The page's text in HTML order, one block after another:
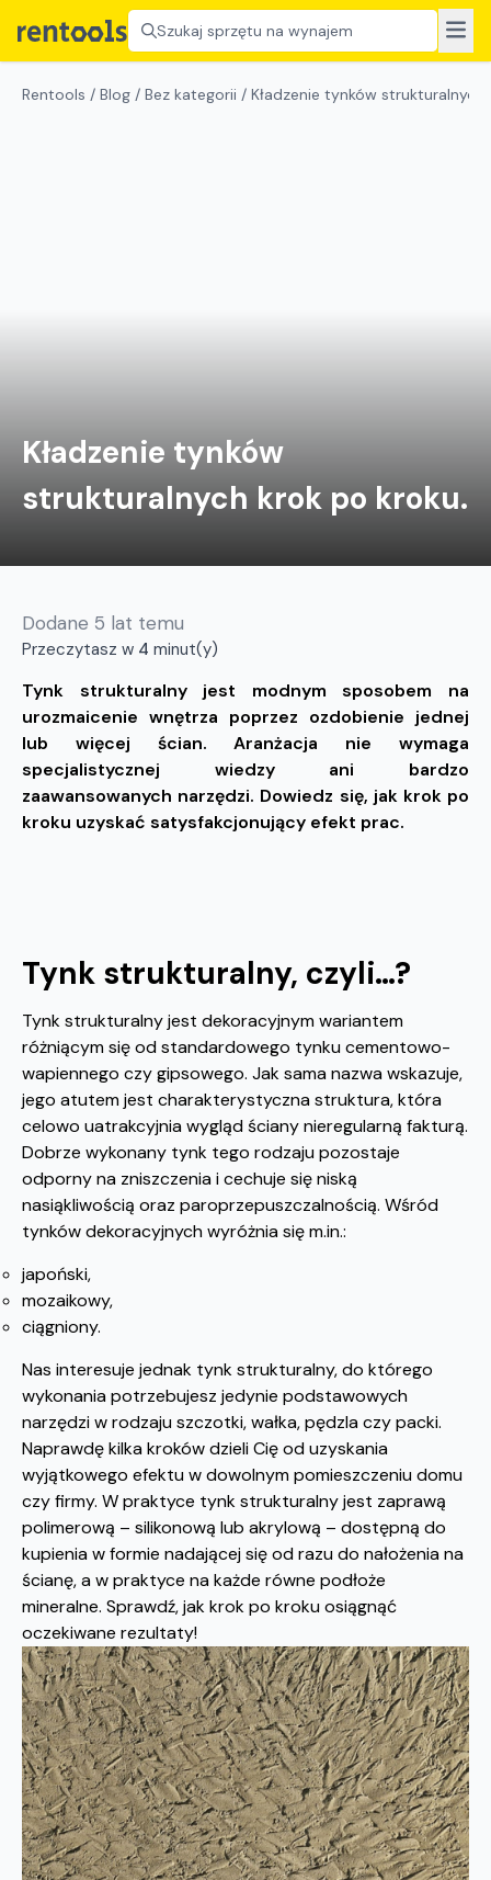
Szukaj sprzętu na wynajem
Rentools / Blog / Bez kategorii / Kładzenie tynków strukturalnych
Kładzenie tynków
strukturalnych krok po kroku.
Dodane 5 lat temu
Przeczytasz w 4 minut(y)
Tynk strukturalny jest modnym sposobem na
urozmaicenie wnętrza poprzez ozdobienie jednej
lub więcej ścian. Aranżacja nie wymaga
specjalistycznej wiedzy ani bardzo
zaawansowanych narzędzi. Dowiedz się, jak krok po
kroku uzyskać satysfakcjonujący efekt prac.
Tynk strukturalny, czyli…?
Tynk strukturalny jest dekoracyjnym wariantem
różniącym się od standardowego tynku cementowo-
wapiennego czy gipsowego. Jak sama nazwa wskazuje,
jego atutem jest charakterystyczna struktura, która
celowo uatrakcyjnia wygląd ściany nieregularną fakturą.
Dobrze wykonany tynk tego rodzaju pozostaje
odporny na zniszczenia i cechuje się niską
nasiąkliwością oraz paroprzepuszczalnością. Wśród
tynków dekoracyjnych wyróżnia się m.in.:
japoński,
mozaikowy,
ciągniony.
Nas interesuje jednak tynk strukturalny, do którego
wykonania potrzebujesz jedynie podstawowych
narzędzi w rodzaju szczotki, wałka, pędzla czy packi.
Naprawdę kilka kroków dzieli Cię od uzyskania
wyjątkowego efektu w dowolnym pomieszczeniu domu
czy firmy. W praktyce tynk strukturalny jest zaprawą
polimerową – silikonową lub akrylową – dostępną do
kupienia w formie nadającej się od razu do nałożenia na
ścianę, a w praktyce na każde równe podłoże
mineralne. Sprawdź, jak krok po kroku osiągnąć
oczekiwane rezultaty!